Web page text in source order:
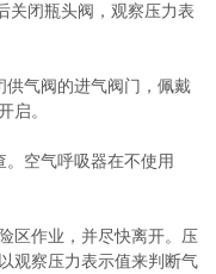
关闭瓶头阀，观察压力表
供气阀的进气阀门，佩戴
启。
空气呼吸器在不使用
区作业，并尽快离开。压
观察压力表示值来判断气